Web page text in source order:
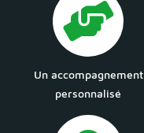
Un accompagnement
personnalisé